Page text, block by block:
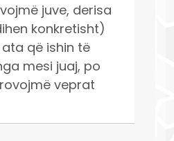
juve, derisa
konkretisht)
që ishin të
mesi juaj, po
veprat